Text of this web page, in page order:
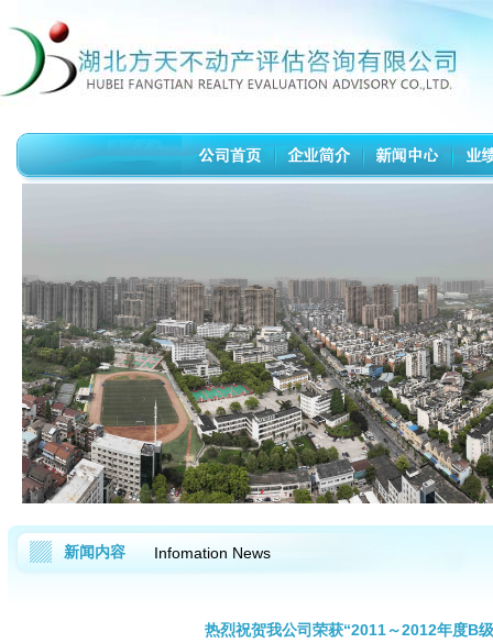
新闻内容 Infomation News
热烈祝贺我公司荣获“2011～2012年度B